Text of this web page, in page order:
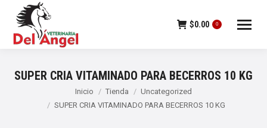
$0.00 0
SUPER CRIA VITAMINADO PARA BECERROS 10 KG
Inicio Tienda
Uncategorized
SUPER CRIA VITAMINADO PARA BECERROS 10 KG